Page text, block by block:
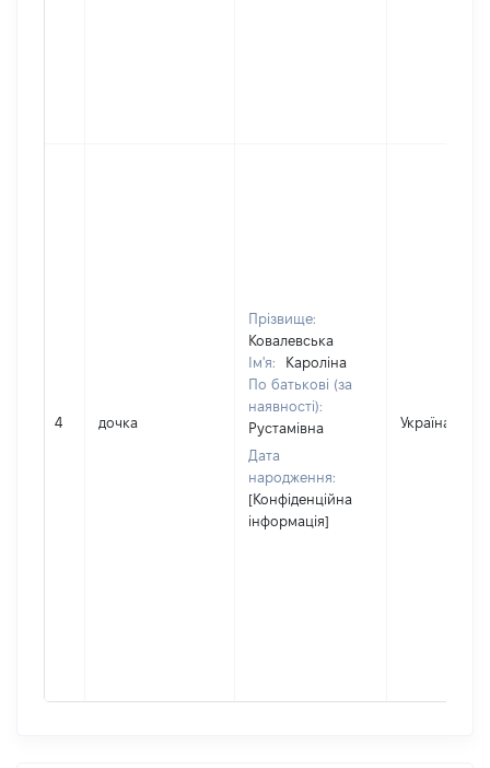
4 дочка
Прізвище:
Ковалевська
Ім'я:
Кароліна
По батькові (за
наявності):
Рустамівна
Дата
народження:
[Конфіденційна
інформація]
Україна